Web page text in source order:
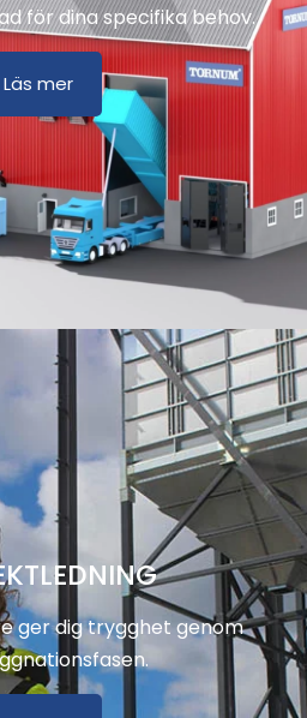
för dina specifika behov.
Läs mer
ger dig trygghet genom